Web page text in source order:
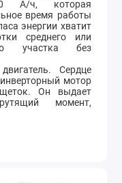
А/ч, которая
время работы
энергии хватит
среднего или
участка без
Сердце
мотор
Он выдает
момент,
сроком службы
щеточными